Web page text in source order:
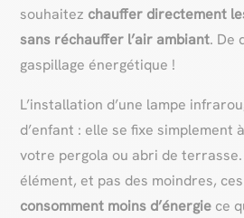
souhaitez chauffer directement
sans réchauffer l’air ambiant. De
gaspillage énergétique !
L’installation d’une lampe
d’enfant : elle se fixe simplement
votre pergola ou abri de
élément, et pas des moindres,
consomment moins d’énergie ce